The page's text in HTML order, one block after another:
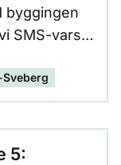
byggingen
SMS-varsel
Sveberg
5: